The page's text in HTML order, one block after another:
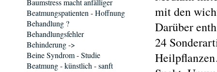
mit den
Darüber
24
Baumstress macht anfälliger
Beatmungspatienten - Hoffnung
Behandlung ?
Behandlungsfehler
Behinderung ->
Beine Syndrom - Studie
Beatmung - künstlich - sanft